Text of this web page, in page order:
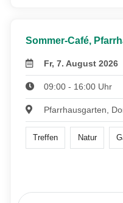
Sommer-Café,
Fr, 7. August 2026
09:00 - 16:00 Uhr
Pfarrhausgarten,
Treffen Natur